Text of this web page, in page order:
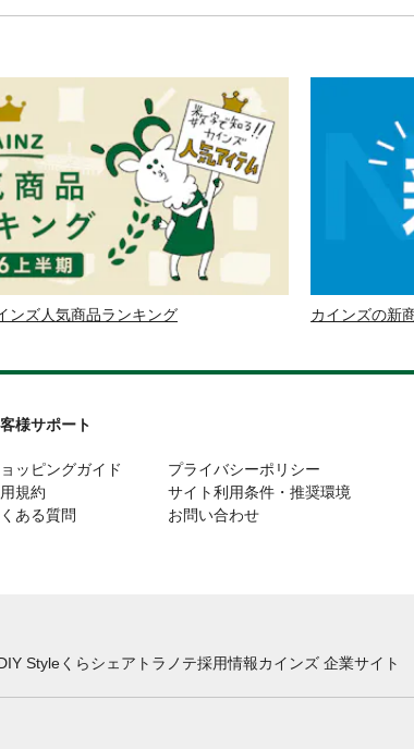
ンズ人気商品ランキング カインズの新
様サポート
ッピングガイド
規約
ある質問
プライバシーポリシー
サイト利用条件・推奨環境
お問い合わせ
Styleくらシェア トラノテ採用情報カインズ 企業サイト